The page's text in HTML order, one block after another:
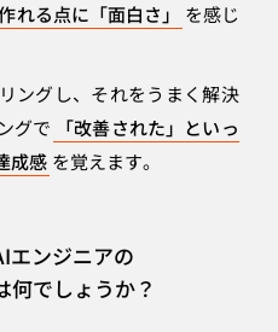
れる点に「面白さ」
を感じ
ングし、それをうまく解決
グで
「改善された」といっ
成感 を覚えます。
エンジニアの
何でしょうか？